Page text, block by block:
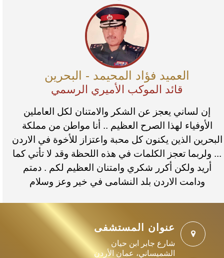
العميد فؤاد المحيمد - البحرين
قائد الموكب الأميري الرسمي
إن لساني يعجز عن الشكر والامتنان لكل العاملين
الأوفياء لهذا الصرح العظيم .. أنا مواطن من مملكة
البحرين الذين يكنون كل محبة واعتزاز للأخوة في الاردن
... ولربما تعجز الكلمات في هذه اللحظة وقد لا تأتي كما
أريد ولكن أكرر شكري وامتنان العظيم لكم . دمتم
ودامت الاردن بلد النشامى في خير وعز وسلام
عنوان المستشفى
شارع جابر ابن حيان
الشميساني، عمان الأردن